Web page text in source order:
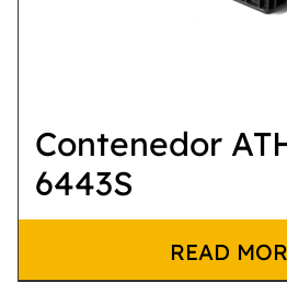
Contenedor
6443S
READ